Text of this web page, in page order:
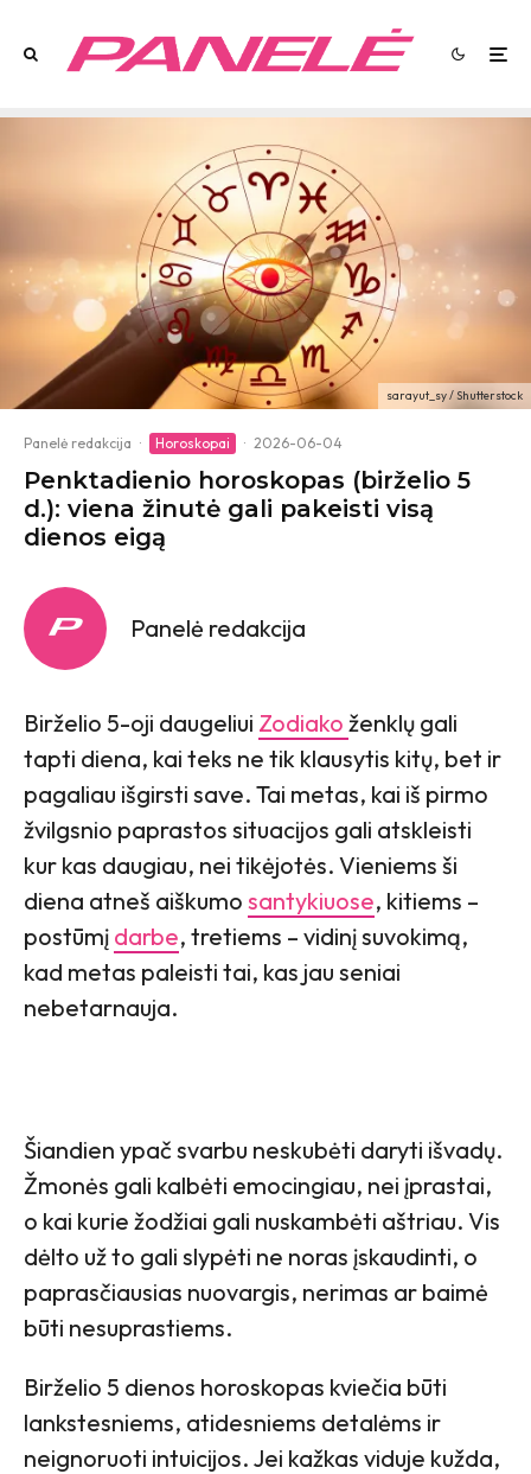
sarayut_sy / Shutterstock
Panelė redakcija · Horoskopai · 2026-06-04
Penktadienio horoskopas (birželio 5
d.): viena žinutė gali pakeisti visą
dienos eigą
Panelė redakcija
Birželio 5-oji daugeliui Zodiako ženklų gali
tapti diena, kai teks ne tik klausytis kitų, bet ir
pagaliau išgirsti save. Tai metas, kai iš pirmo
žvilgsnio paprastos situacijos gali atskleisti
kur kas daugiau, nei tikėjotės. Vieniems ši
diena atneš aiškumo santykiuose, kitiems –
postūmį darbe, tretiems – vidinį suvokimą,
kad metas paleisti tai, kas jau seniai
nebetarnauja.
Šiandien ypač svarbu neskubėti daryti išvadų.
Žmonės gali kalbėti emocingiau, nei įprastai,
o kai kurie žodžiai gali nuskambėti aštriau. Vis
dėlto už to gali slypėti ne noras įskaudinti, o
paprasčiausias nuovargis, nerimas ar baimė
būti nesuprastiems.
Birželio 5 dienos horoskopas kviečia būti
lankstesniems, atidesniems detalėms ir
neignoruoti intuicijos. Jei kažkas viduje kužda,